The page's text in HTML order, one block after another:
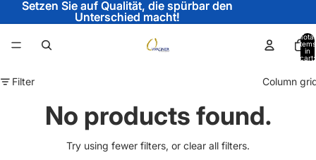
Setzen Sie auf Qualität, die spürbar den
Unterschied macht!
Setzen Sie auf Qualität, die spürbar den
Unterschied macht!
Total
items
in
cart:
Filter Column
No products found.
Try using fewer filters, or clear all filters.